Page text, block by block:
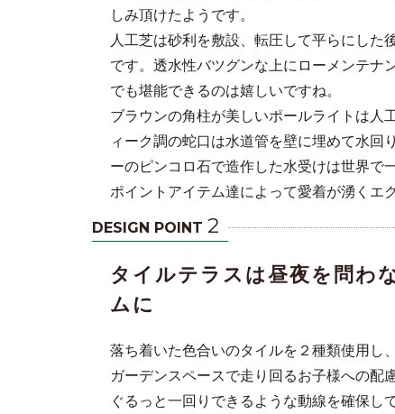
しみ頂けたようです。
人工芝は砂利を敷設、転圧して平らにした
です。透水性バツグンな上にローメンテナ
でも堪能できるのは嬉しいですね。
ブラウンの角柱が美しいポールライトは人
ィーク調の蛇口は水道管を壁に埋めて水回
ーのピンコロ石で造作した水受けは世界で
ポイントアイテム達によって愛着が湧くエ
DESIGN POINT 2
タイルテラスは昼夜を問わ
ムに
落ち着いた色合いのタイルを２種類使用し
ガーデンスペースで走り回るお子様への配
ぐるっと一回りできるような動線を確保し